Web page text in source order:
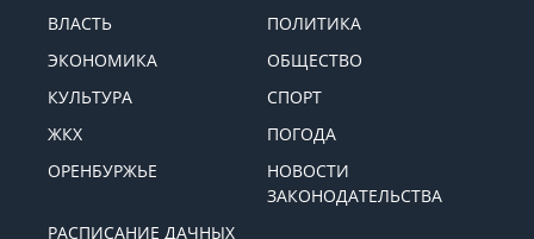
ВЛАСТЬ
ПОЛИТИКА
ЭКОНОМИКА
ОБЩЕСТВО
КУЛЬТУРА
СПОРТ
ЖКХ
ПОГОДА
ОРЕНБУРЖЬЕ
НОВОСТИ
ЗАКОНОДАТЕЛЬСТВА
РАСПИСАНИЕ ДАЧНЫХ